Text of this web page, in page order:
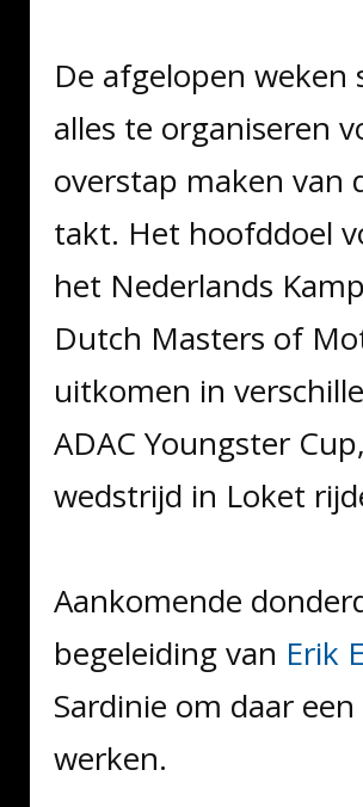
De afgelopen
alles te organiseren
overstap maken van
takt. Het hoofddoel
het Nederlands
Dutch Masters of
uitkomen in
ADAC Youngster
wedstrijd in Loket
Aankomende
begeleiding van Erik
Sardinie om daar
werken.